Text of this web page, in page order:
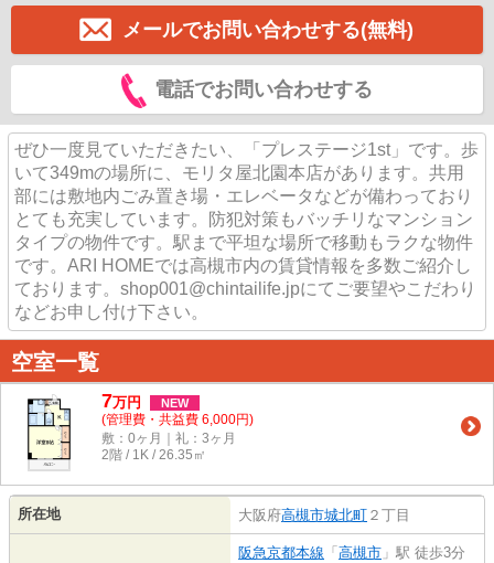
メールでお問い合わせする(無料)
電話でお問い合わせする
ぜひ一度見ていただきたい、「プレステージ1st」です。歩
いて349mの場所に、モリタ屋北園本店があります。共用
部には敷地内ごみ置き場・エレベータなどが備わっており
とても充実しています。防犯対策もバッチリなマンション
タイプの物件です。駅まで平坦な場所で移動もラクな物件
です。ARI HOMEでは高槻市内の賃貸情報を多数ご紹介し
ております。shop001@chintailife.jpにてご要望やこだわり
などお申し付け下さい。
空室一覧
7万円 NEW
(管理費・共益費 6,000円)
敷：0ヶ月｜礼：3ヶ月
2階 / 1K / 26.35㎡
所在地 大阪府高槻市城北町 ２丁目
阪急京都本線 「 高槻市 」駅 徒歩3分